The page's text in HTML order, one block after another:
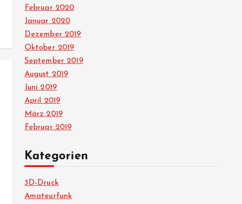
Februar 2020
Januar 2020
Dezember 2019
Oktober 2019
September 2019
August 2019
Juni 2019
April 2019
März 2019
Februar 2019
Kategorien
3D-Druck
Amateurfunk